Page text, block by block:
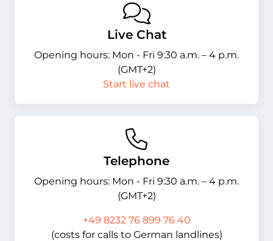
Live Chat
Opening hours: Mon - Fri 9:30 a.m. – 4 p.m.
(GMT+2)
Start live chat
Telephone
Opening hours: Mon - Fri 9:30 a.m. – 4 p.m.
(GMT+2)
+49 8232 76 899 76 40
(costs for calls to German landlines)